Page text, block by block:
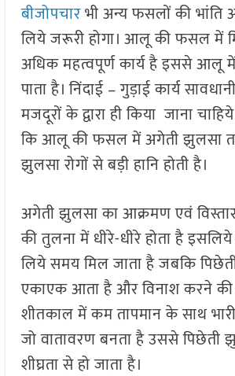
बीजोपचारभी अन्य फसलों की
लिये जरूरी होगा। आलू की फसल में
अधिक महत्वपूर्ण कार्य है इससे आलू
पाता है। निंदाई – गुड़ाई कार्य
मजदूरों के द्वारा ही किया जाना
कि आलू की फसल में अगेती झुलसा
झुलसा रोगों से बड़ी हानि होती है।
अगेती झुलसा का आक्रमण एवं
की तुलना में धीरे-धीरे होता है
लिये समय मिल जाता है जबकि
एकाएक आता है और विनाश करने की
शीतकाल में कम तापमान के साथ
जो वातावरण बनता है उससे पिछेती
शीघ्रता से हो जाता है।